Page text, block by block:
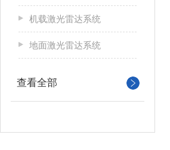
机载激光雷达系统
地面激光雷达系统
查看全部